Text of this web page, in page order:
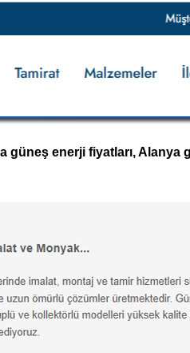
enerji fiyatları, Alanya